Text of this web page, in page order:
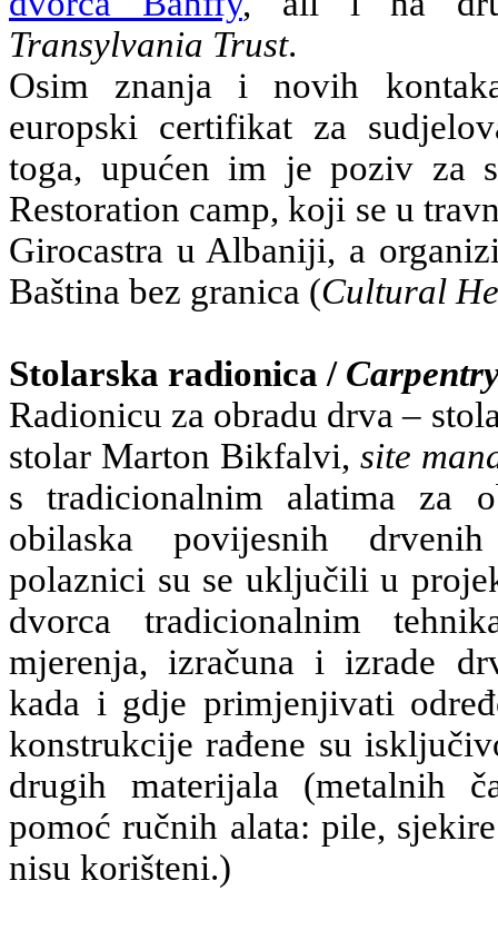
Transylvania Trust.
Osim znanja i novih
europski certifikat za
toga, upućen im je poziv za
Restoration camp, koji se u
Girocastra u Albaniji, a
Baština bez granica (Cultural
Stolarska radionica /
Radionicu za obradu drva –
stolar Marton Bikfalvi, site
s tradicionalnim alatima za
obilaska povijesnih
polaznici su se uključili u
dvorca tradicionalnim
mjerenja, izračuna i izrade
kada i gdje primjenjivati
konstrukcije rađene su
drugih materijala (metalnih
pomoć ručnih alata: pile,
nisu korišteni.)